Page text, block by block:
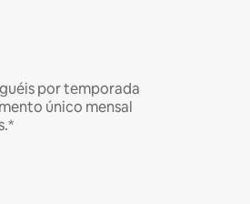
por temporada
único mensal